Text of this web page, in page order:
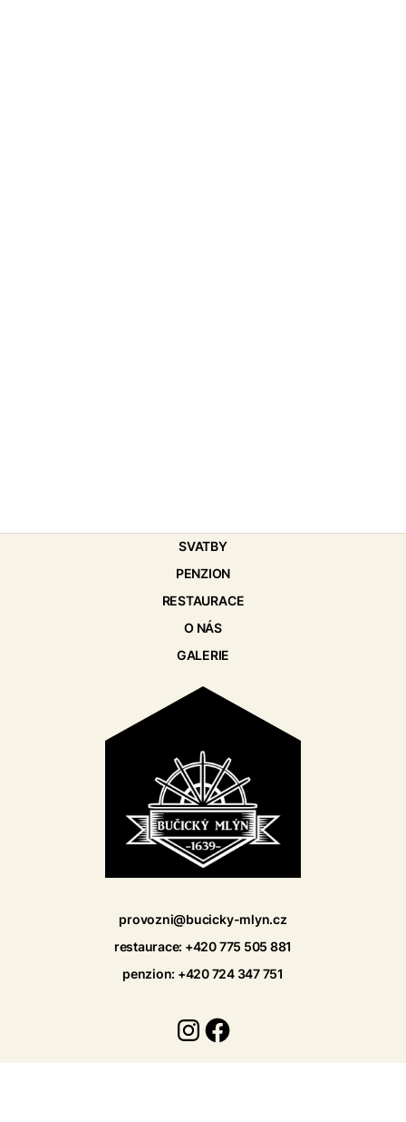
SVATBY
PENZION
RESTAURACE
O NÁS
GALERIE
provozni@bucicky-mlyn.cz
restaurace: +420 775 505 881
penzion: +420 724 347 751
Instagram
Facebook